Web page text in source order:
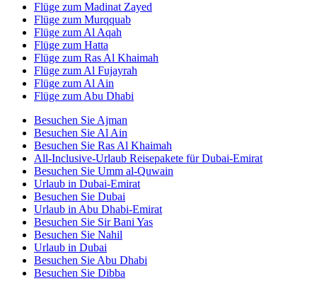
Flüge zum Madinat Zayed
Flüge zum Murqquab
Flüge zum Al Aqah
Flüge zum Hatta
Flüge zum Ras Al Khaimah
Flüge zum Al Fujayrah
Flüge zum Al Ain
Flüge zum Abu Dhabi
Besuchen Sie Ajman
Besuchen Sie Al Ain
Besuchen Sie Ras Al Khaimah
All-Inclusive-Urlaub Reisepakete für Dubai-Emirat
Besuchen Sie Umm al-Quwain
Urlaub in Dubai-Emirat
Besuchen Sie Dubai
Urlaub in Abu Dhabi-Emirat
Besuchen Sie Sir Bani Yas
Besuchen Sie Nahil
Urlaub in Dubai
Besuchen Sie Abu Dhabi
Besuchen Sie Dibba